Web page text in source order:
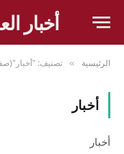
أخبار
الرئيسية » تصنيف: "أخبار"(صفحه
أخبار
أخبار